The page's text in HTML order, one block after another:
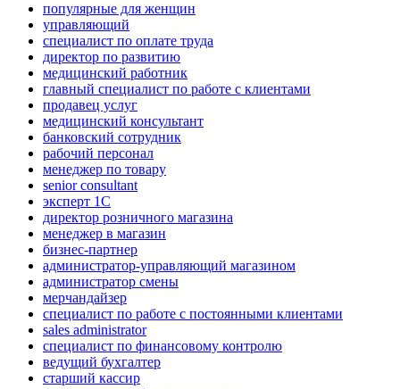
популярные для женщин
управляющий
специалист по оплате труда
директор по развитию
медицинский работник
главный специалист по работе с клиентами
продавец услуг
медицинский консультант
банковский сотрудник
рабочий персонал
менеджер по товару
senior consultant
эксперт 1С
директор розничного магазина
менеджер в магазин
бизнес-партнер
администратор-управляющий магазином
администратор смены
мерчандайзер
специалист по работе с постоянными клиентами
sales administrator
специалист по финансовому контролю
ведущий бухгалтер
старший кассир